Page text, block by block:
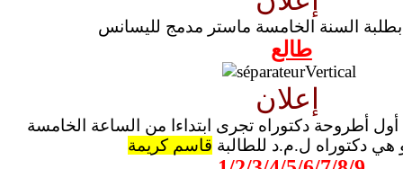
السنة الخامسة ماستر مدمج لليسانس
طالع
أول أطروحة دكتوراه تجرى ابتداءا من الساعة الخامسة
هي دكتوراه ل.م.د للطالبة قاسم كريمة